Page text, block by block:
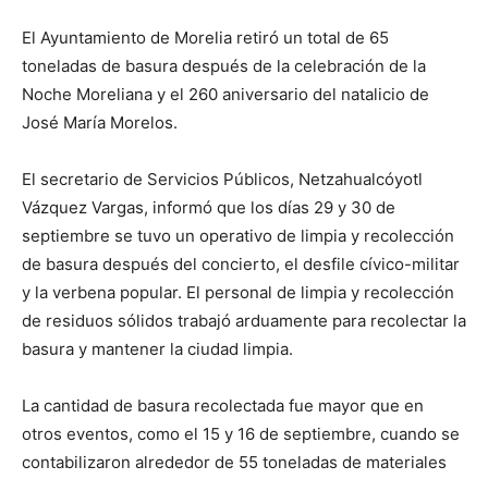
El Ayuntamiento de Morelia retiró un total de 65
toneladas de basura después de la celebración de la
Noche Moreliana y el 260 aniversario del natalicio de
José María Morelos.
El secretario de Servicios Públicos, Netzahualcóyotl
Vázquez Vargas, informó que los días 29 y 30 de
septiembre se tuvo un operativo de limpia y recolección
de basura después del concierto, el desfile cívico-militar
y la verbena popular. El personal de limpia y recolección
de residuos sólidos trabajó arduamente para recolectar la
basura y mantener la ciudad limpia.
La cantidad de basura recolectada fue mayor que en
otros eventos, como el 15 y 16 de septiembre, cuando se
contabilizaron alrededor de 55 toneladas de materiales